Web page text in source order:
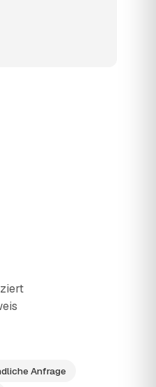
Anfrage